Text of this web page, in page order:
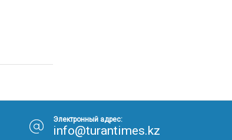
Электронный адрес:
info@turantimes.kz